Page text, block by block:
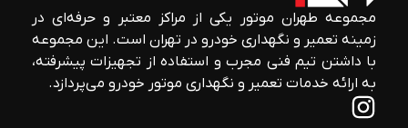
مجموعه طهران موتور یکی از مراکز معتبر و حرفه‌ای در
زمینه تعمیر و نگهداری خودرو در تهران است. این مجموعه
با داشتن تیم فنی مجرب و استفاده از تجهیزات پیشرفته،
به ارائه خدمات تعمیر و نگهداری موتور خودرو می‌پردازد.